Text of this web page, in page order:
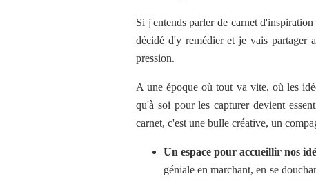
Si j'entends parler de carnet
décidé d'y remédier et je vais partager
pression.
A une époque où tout va vite, où les
qu'à soi pour les capturer devient
carnet, c'est une bulle créative, un
Un espace pour accueillir nos
géniale en marchant, en se